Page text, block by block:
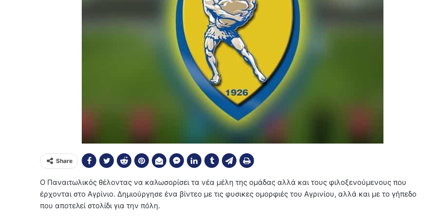
Share
Ο Παναιτωλικός θέλοντας να καλωσορίσει τα νέα μέλη της ομάδας αλλά και τους φιλοξενούμενους που
έρχονται στο Αγρίνιο. Δημιούργησε ένα βίντεο με τις φυσικες ομορφιές του Αγρινίου, αλλά και με το γήπεδο
που αποτελεί στολίδι για την πόλη.